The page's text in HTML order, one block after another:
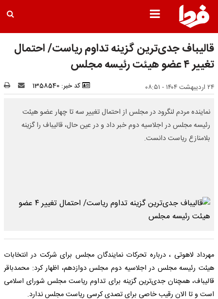
قالیباف جدی‌ترین گزینه تداوم ریاست/ احتمال
تغییر ۴ عضو هیئت رئیسه مجلس
۲۴ اردیبهشت ۱۴۰۴ - ۰۸:۵۱ کد خبر: 1358540
نماینده مردم لنگرود در مجلس از احتمال تغییر سه تا چهار عضو هیئت
رئیسه مجلس در اجلاسیه دوم خبر داد و در عین حال، قالیباف را گزینه
بلامنازع ریاست دانست.
مهرداد لاهوتی ، درباره تحرکات نمایندگان مجلس برای شرکت در انتخابات
هیئت رئیسه مجلس در اجلاسیه دوم مجلس دوازدهم، اظهار کرد: محمدباقر
قالیباف، همچنان جدی‌ترین گزینه برای تداوم ریاست مجلس شورای اسلامی
است و تا الان رقیب خاصی برای تصدی کرسی ریاست مجلس ندارد.